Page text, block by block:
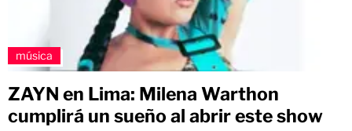
música
ZAYN en Lima: Milena Warthon
cumplirá un sueño al abrir este show